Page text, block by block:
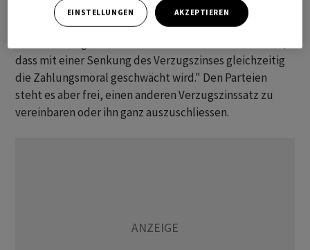
solle auch säumige Schuldnerinnen und Schuldner
dazu bewegen, offene Verpflichtungen möglichst
dass mit einer Senkung des Verzugszinses gleichzeitig
die Zahlungsmoral geschwächt wird." Den Parteien
steht es aber frei, einen anderen Verzugszinssatz zu
vereinbaren oder ihn ganz auszuschliessen.
EINSTELLUNGEN AKZEPTIEREN